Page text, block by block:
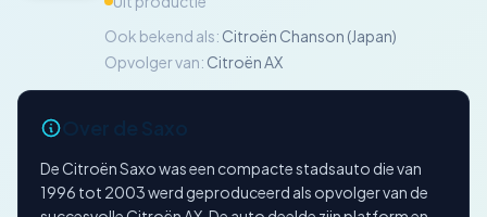
Ook bekend als: Citroën Chanson (Japan)
Opvolger van: Citroën AX
De Citroën Saxo was een compacte stadsauto die van
1996 tot 2003 werd geproduceerd als opvolger van de